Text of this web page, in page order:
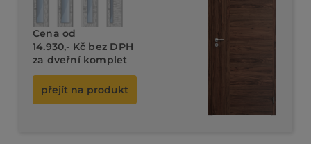
Cena od
14.930,- Kč bez DPH
za dveřní komplet
přejít na produkt